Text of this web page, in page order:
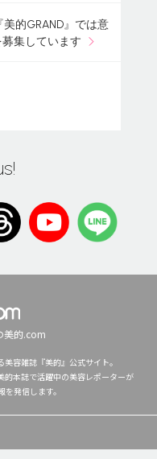
的GRAND』では意
集しています
美的.com
容雑誌『美的』公式サイト。
的本誌で活躍中の美容レポーターが
発信します。